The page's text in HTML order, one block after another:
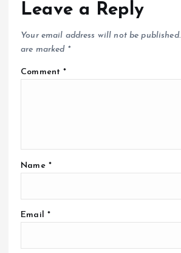
Leave a Reply
Your email address will not be published.
are marked *
Comment*
Name *
Email *